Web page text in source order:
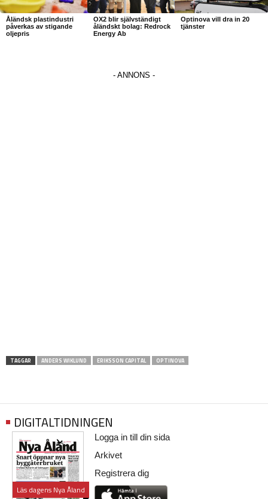
Åländsk plastindustri
påverkas av stigande
oljepris
OX2 blir självständigt
åländskt bolag: Redrock
Energy Ab
Optinova vill dra in 20
tjänster
TAGGAR ANDERS WIKLUND ERIKSSON CAPITAL OPTINOVA
DIGITALTIDNINGEN
Läs dagens Nya Åland
Logga in till din sida
Arkivet
Registrera dig